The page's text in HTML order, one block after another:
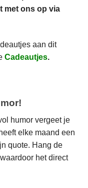
met ons op via
aan dit
Cadeautjes.
humor vergeet je
elke maand een
quote. Hang de
het direct